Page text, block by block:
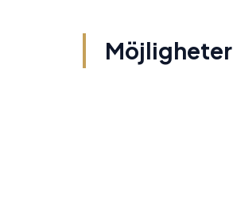
Möjligheter